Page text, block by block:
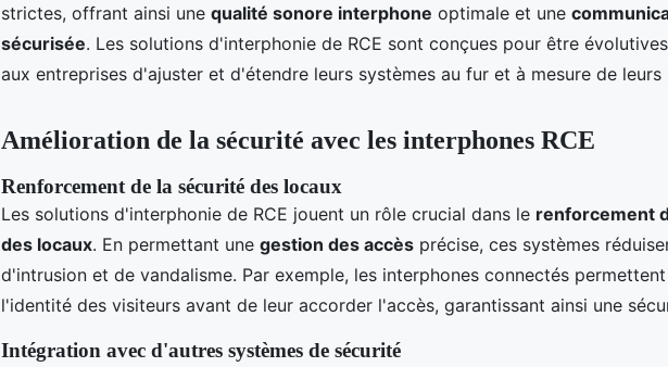
strictes, offrant ainsi une qualité sonore interphone optimale et une
sécurisée. Les solutions d'interphonie de RCE sont conçues pour être
aux entreprises d'ajuster et d'étendre leurs systèmes au fur et à mesure de leurs
Amélioration de la sécurité avec les interphones RCE
Renforcement de la sécurité des locaux
Les solutions d'interphonie de RCE jouent un rôle crucial dans le renforcement
des locaux. En permettant une gestion des accès précise, ces systèmes
d'intrusion et de vandalisme. Par exemple, les interphones connectés
l'identité des visiteurs avant de leur accorder l'accès, garantissant ainsi une
Intégration avec d'autres systèmes de sécurité